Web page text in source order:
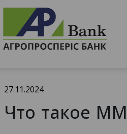
27.11.2024
Что такое